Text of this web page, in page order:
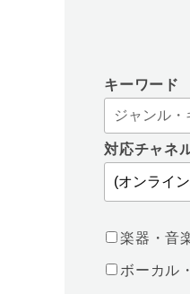
キーワード
対応チャネ
楽器・音
ボーカル